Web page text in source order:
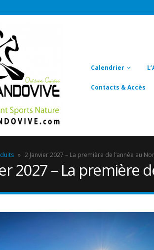
Calendrier
Contacts & Accès
» 2 Janvier 2027 – La première de l’année au
2027 – La première